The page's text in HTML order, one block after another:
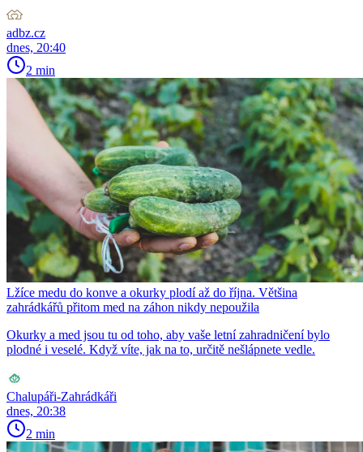
adbz.cz
dnes, 20:40
2 min
Lžíce medu do konve a okurky plodí až do října. Většina
zahrádkářů přitom med na záhon nikdy nepoužila
Okurky a med jsou tu od toho, aby vaše letní zahradničení bylo
plodné i veselé. Když víte, jak na to, určitě nešlápnete vedle.
Chalupáři-Zahrádkáři
dnes, 20:38
2 min